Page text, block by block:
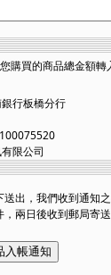
購買的商品總金額轉
行板橋分行
限公司
出，我們收到通知
兩日後收到郵局寄送